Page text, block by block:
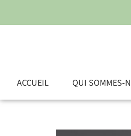
ACCUEIL QUI SOMMES-